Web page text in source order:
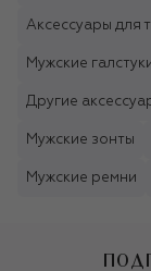
Аксессуары для
Мужские
Другие
Мужские зонты
Мужские ремни